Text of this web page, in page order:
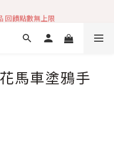
回饋點數無上限
新商品資訊
馬車塗鴉手